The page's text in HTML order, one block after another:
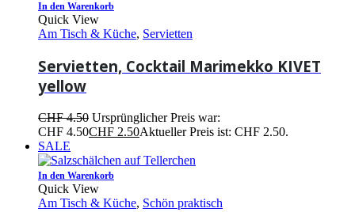
In den Warenkorb
Quick View
Am Tisch & Küche, Servietten
Servietten, Cocktail Marimekko KIVET
yellow
CHF4.50 Ursprünglicher Preis war:
CHF 4.50CHF 2.50Aktueller Preis ist: CHF 2.50.
SALE
In den Warenkorb
Quick View
Am Tisch & Küche, Schön praktisch